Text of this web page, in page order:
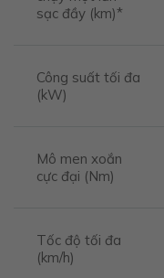
sạc đầy (km)*
Công suất tối đa
(kW)
Mô men xoắn
cực đại (Nm)
Tốc độ tối đa
(km/h)